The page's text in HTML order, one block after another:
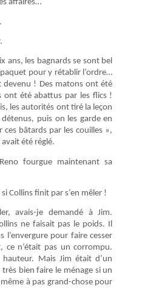
affaires…
ans, les bagnards se sont bel
pour y rétablir l’ordre…
devenu ! Des matons ont été
ont été abattus par les flics !
les autorités ont tiré la leçon
puis on les garde en
bâtards par les couilles »,
été réglé.
fourgue maintenant sa
Collins finit par s’en mêler !
avais-je demandé à Jim.
ne faisait pas le poids. Il
l’envergure pour faire cesser
n’était pas un corrompu.
Mais Jim était d’un
bien faire le ménage si un
à pas grand-chose pour